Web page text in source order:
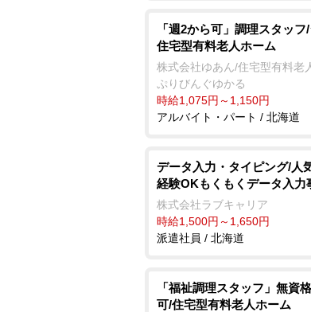
「週2から可」調理スタッ
住宅型有料老人ホーム
株式会社ゆあん/住宅型有料老
ぷりびんぐゆかる
時給1,075円～1,150円
アルバイト・パート / 北海道
データ入力・タイピング/人
経験OKもくもくデータ入力
株式会社ラブキャリア
時給1,500円～1,650円
派遣社員 / 北海道
「福祉調理スタッフ」無資
可/住宅型有料老人ホーム